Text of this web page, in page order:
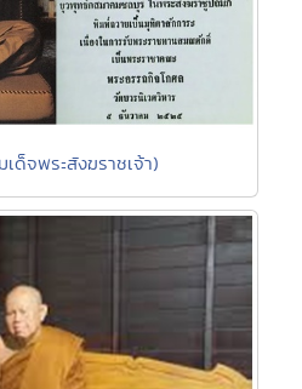
ด็จพระสังฆราชเจ้า)